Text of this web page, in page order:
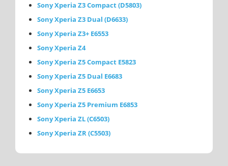
Sony Xperia Z3 Compact (D5803)
Sony Xperia Z3 Dual (D6633)
Sony Xperia Z3+ E6553
Sony Xperia Z4
Sony Xperia Z5 Compact E5823
Sony Xperia Z5 Dual E6683
Sony Xperia Z5 E6653
Sony Xperia Z5 Premium E6853
Sony Xperia ZL (C6503)
Sony Xperia ZR (C5503)